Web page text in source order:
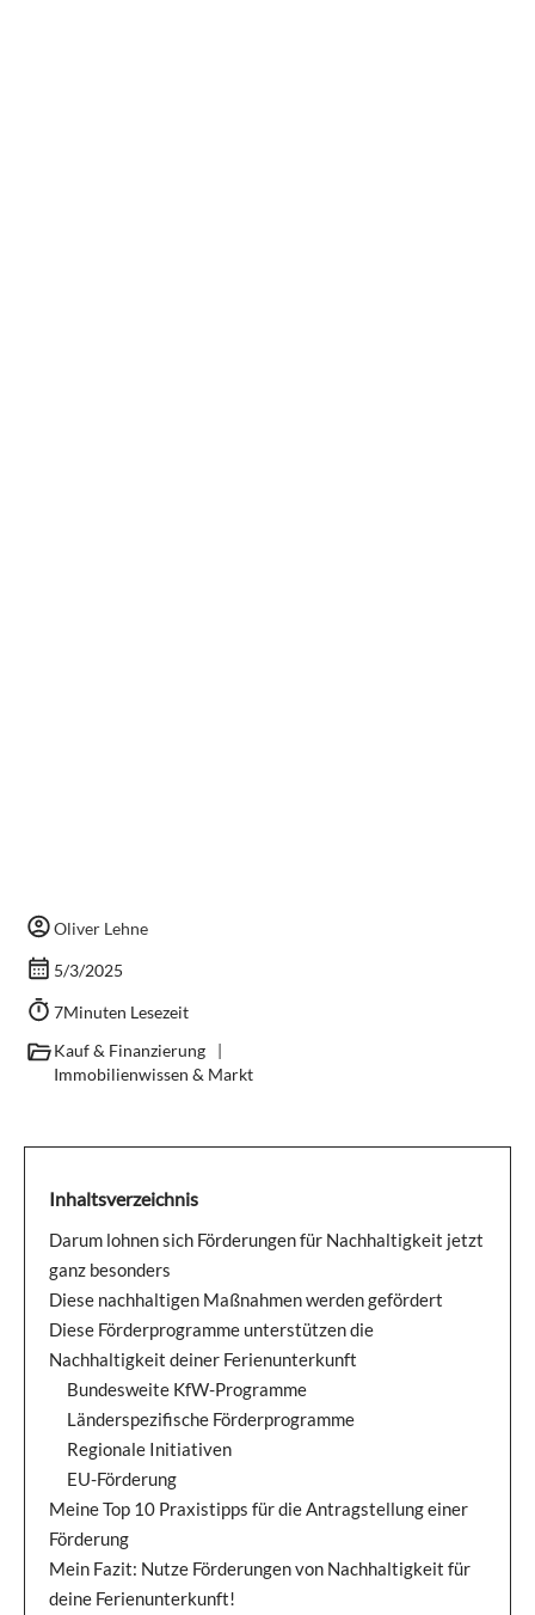
Oliver Lehne
5/3/2025
7Minuten Lesezeit
Kauf & Finanzierung
|
Immobilienwissen & Markt
Inhaltsverzeichnis
Darum lohnen sich Förderungen für Nachhaltigkeit jetzt
ganz besonders
Diese nachhaltigen Maßnahmen werden gefördert
Diese Förderprogramme unterstützen die
Nachhaltigkeit deiner Ferienunterkunft
Bundesweite KfW-Programme
Länderspezifische Förderprogramme
Regionale Initiativen
EU-Förderung
Meine Top 10 Praxistipps für die Antragstellung einer
Förderung
Mein Fazit: Nutze Förderungen von Nachhaltigkeit für
deine Ferienunterkunft!